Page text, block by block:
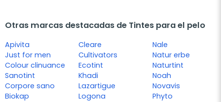
Otras marcas destacadas de Tintes para el pelo
Apivita
Just for men
Colour clinuance
Sanotint
Corpore sano
Biokap
Cleare
Cultivators
Ecotint
Khadi
Lazartigue
Logona
Nale
Natur erbe
Naturtint
Noah
Novavis
Phyto